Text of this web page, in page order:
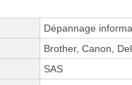
Dépannage
Brother, Canon,
SAS